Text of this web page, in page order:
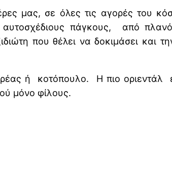
μας, σε όλες τις αγορές του
αυτοσχέδιους πάγκους, από
που θέλει να δοκιμάσει
ή κοτόπουλο. Η πιο
μόνο φίλους.